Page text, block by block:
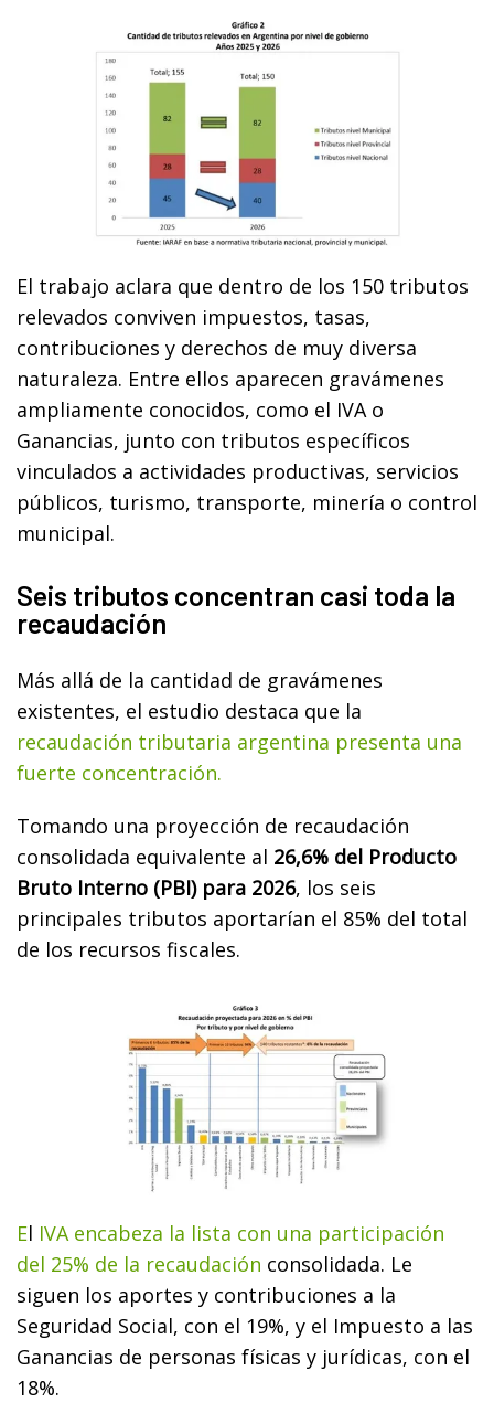
El trabajo aclara que dentro de los 150 tributos
relevados conviven impuestos, tasas,
contribuciones y derechos de muy diversa
naturaleza. Entre ellos aparecen gravámenes
ampliamente conocidos, como el IVA o
Ganancias, junto con tributos específicos
vinculados a actividades productivas, servicios
públicos, turismo, transporte, minería o control
municipal.
Seis tributos concentran casi toda la
recaudación
Más allá de la cantidad de gravámenes
existentes, el estudio destaca que la
recaudación tributaria argentina presenta una
fuerte concentración.
Tomando una proyección de recaudación
consolidada equivalente al 26,6% del Producto
Bruto Interno (PBI) para 2026, los seis
principales tributos aportarían el 85% del total
de los recursos fiscales.
El IVA encabeza la lista con una participación
del 25% de la recaudación consolidada. Le
siguen los aportes y contribuciones a la
Seguridad Social, con el 19%, y el Impuesto a las
Ganancias de personas físicas y jurídicas, con el
18%.